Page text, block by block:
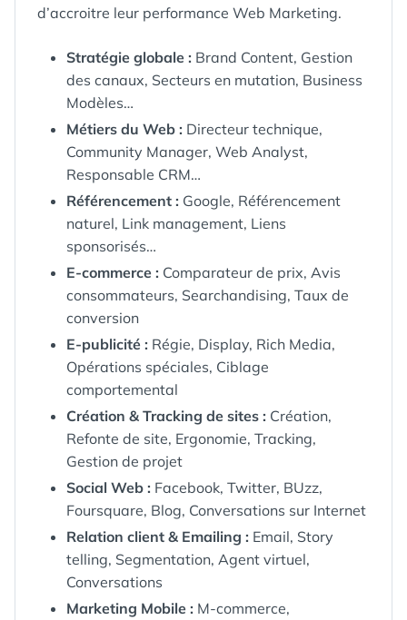
d’accroitre leur performance Web Marketing.
Stratégie globale : Brand Content, Gestion
des canaux, Secteurs en mutation, Business
Modèles…
Métiers du Web : Directeur technique,
Community Manager, Web Analyst,
Responsable CRM…
Référencement : Google, Référencement
naturel, Link management, Liens
sponsorisés…
E-commerce : Comparateur de prix, Avis
consommateurs, Searchandising, Taux de
conversion
E-publicité : Régie, Display, Rich Media,
Opérations spéciales, Ciblage
comportemental
Création & Tracking de sites : Création,
Refonte de site, Ergonomie, Tracking,
Gestion de projet
Social Web : Facebook, Twitter, BUzz,
Foursquare, Blog, Conversations sur Internet
Relation client & Emailing : Email, Story
telling, Segmentation, Agent virtuel,
Conversations
Marketing Mobile : M-commerce,